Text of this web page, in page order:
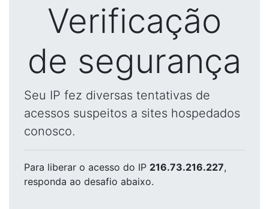
Verificação
de segurança
Seu IP fez diversas tentativas de
acessos suspeitos a sites hospedados
conosco.
Para liberar o acesso do IP 216.73.216.227,
responda ao desafio abaixo.